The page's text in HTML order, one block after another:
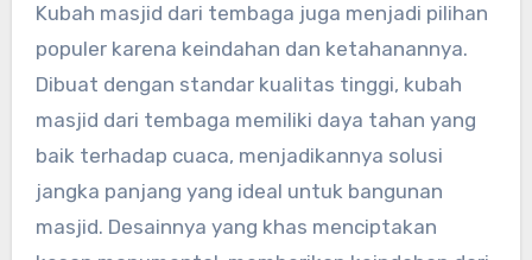
Kubah masjid dari tembaga juga menjadi pilihan
populer karena keindahan dan ketahanannya.
Dibuat dengan standar kualitas tinggi, kubah
masjid dari tembaga memiliki daya tahan yang
baik terhadap cuaca, menjadikannya solusi
jangka panjang yang ideal untuk bangunan
masjid. Desainnya yang khas menciptakan